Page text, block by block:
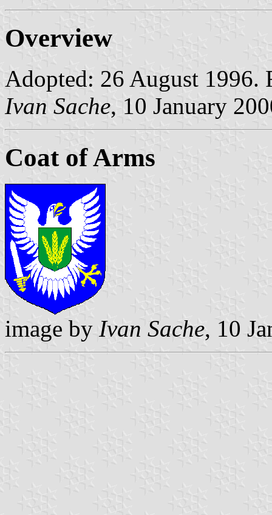
Overview
Adopted: 26 August
Ivan Sache, 10 January
Coat of Arms
image by Ivan Sache, 10